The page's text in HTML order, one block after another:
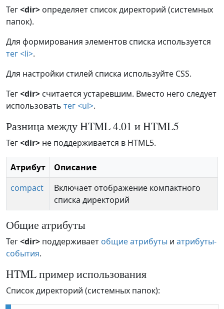
Тег<dir> определяет список директорий (системных
папок).
Для формирования элементов списка используется
тег <li>.
Для настройки стилей списка используйте CSS.
Тег<dir> считается устаревшим. Вместо него следует
использовать тег <ul>.
Разница между HTML 4.01 и HTML5
Тег<dir> не поддерживается в HTML5.
Атрибут
Описание
compact
Включает отображение компактного
списка директорий
Общие атрибуты
Тег<dir> поддерживает общие атрибуты и атрибуты-
события.
HTML пример использования
Список директорий (системных папок):